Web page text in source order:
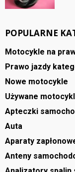
POPULARNE
Motocykle na
Prawo jazdy
Nowe motocykle
Używane
Apteczki
Auta
Aparaty
Anteny